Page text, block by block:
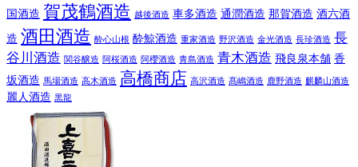
国酒造 賀茂鶴酒造 越後酒造 車多酒造 通潤酒造 那賀酒造 酒六酒
造 酒田酒造 酔心山根 酔鯨酒造 重家酒造 野沢酒造 金光酒造 長珍酒造 長
谷川酒造 関谷醸造 阿桜酒造 阿櫻酒造 青島酒造 青木酒造 飛良泉本舗 香
坂酒造 馬場酒造 高木酒造 高橋商店 高沢酒造 髙嶋酒造 鹿野酒造 麒麟山酒造
麗人酒造 黒龍